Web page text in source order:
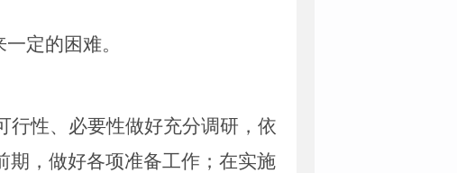
定的困难。
行性、必要性做好充分调研，依
期，做好各项准备工作；在实施